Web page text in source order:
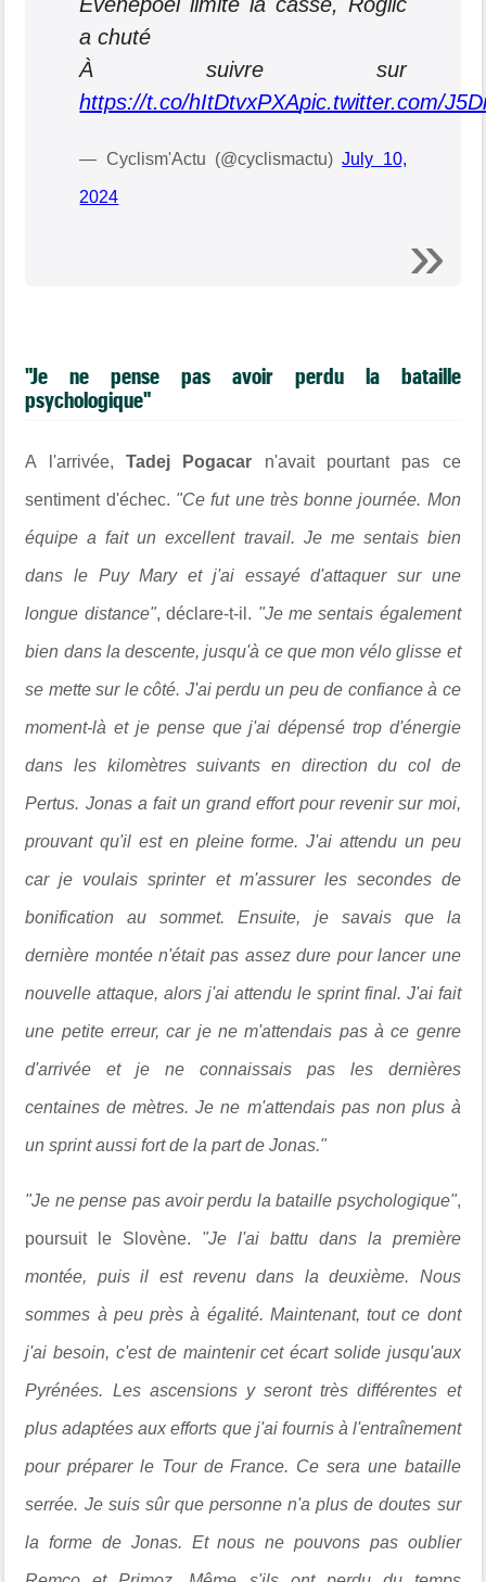
a chuté
À suivre sur
https://t.co/hItDtvxPXApic.twitter.com/
— Cyclism'Actu (@cyclismactu)July 10,
2024
"Je ne pense pas avoir perdu la bataille
psychologique"
A l'arrivée,Tadej Pogacar n'avait pourtant pas ce
sentiment d'échec. "Ce fut une très bonne journée. Mon
équipe a fait un excellent travail. Je me sentais bien
dans le Puy Mary et j'ai essayé d'attaquer sur une
longue distance", déclare-t-il. "Je me sentais également
bien dans la descente, jusqu'à ce que mon vélo glisse et
se mette sur le côté. J'ai perdu un peu de confiance à ce
moment-là et je pense que j'ai dépensé trop d'énergie
dans les kilomètres suivants en direction du col de
Pertus. Jonas a fait un grand effort pour revenir sur moi,
prouvant qu'il est en pleine forme. J'ai attendu un peu
car je voulais sprinter et m'assurer les secondes de
bonification au sommet. Ensuite, je savais que la
dernière montée n'était pas assez dure pour lancer une
nouvelle attaque, alors j'ai attendu le sprint final. J'ai fait
une petite erreur, car je ne m'attendais pas à ce genre
d'arrivée et je ne connaissais pas les dernières
centaines de mètres. Je ne m'attendais pas non plus à
un sprint aussi fort de la part de Jonas."
"Je ne pense pas avoir perdu la bataille psychologique",
poursuit le Slovène. "Je l'ai battu dans la première
montée, puis il est revenu dans la deuxième. Nous
sommes à peu près à égalité. Maintenant, tout ce dont
j'ai besoin, c'est de maintenir cet écart solide jusqu'aux
Pyrénées. Les ascensions y seront très différentes et
plus adaptées aux efforts que j'ai fournis à l'entraînement
pour préparer le Tour de France. Ce sera une bataille
serrée. Je suis sûr que personne n'a plus de doutes sur
la forme de Jonas. Et nous ne pouvons pas oublier